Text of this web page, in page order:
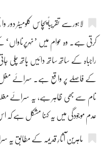
لاہورسے تقریباً پچاس کلومیٹر
کرتی ہے۔ وہ عوام میں
راجباہ کے ساتھ ساتھ دائیں ہاتھ
کے فاصلے پر واقع ہے۔ سرائے مغل
نام سے بھی ظاہر ہے، یہ سرائے
عدم موجودگی میں یہ کہنا مشکل ہے کہ
ماہرین آثارِ قدیمہ کے مطابق یہ